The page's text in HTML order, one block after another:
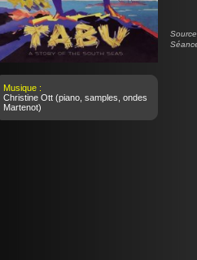
Musique :
Christine Ott (piano, samples, ondes
Martenot)